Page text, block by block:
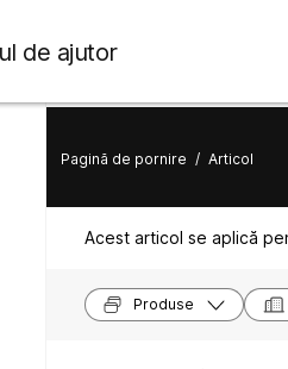
de ajutor
Pagină de pornire / Articol
Acest articol se aplică
Produse